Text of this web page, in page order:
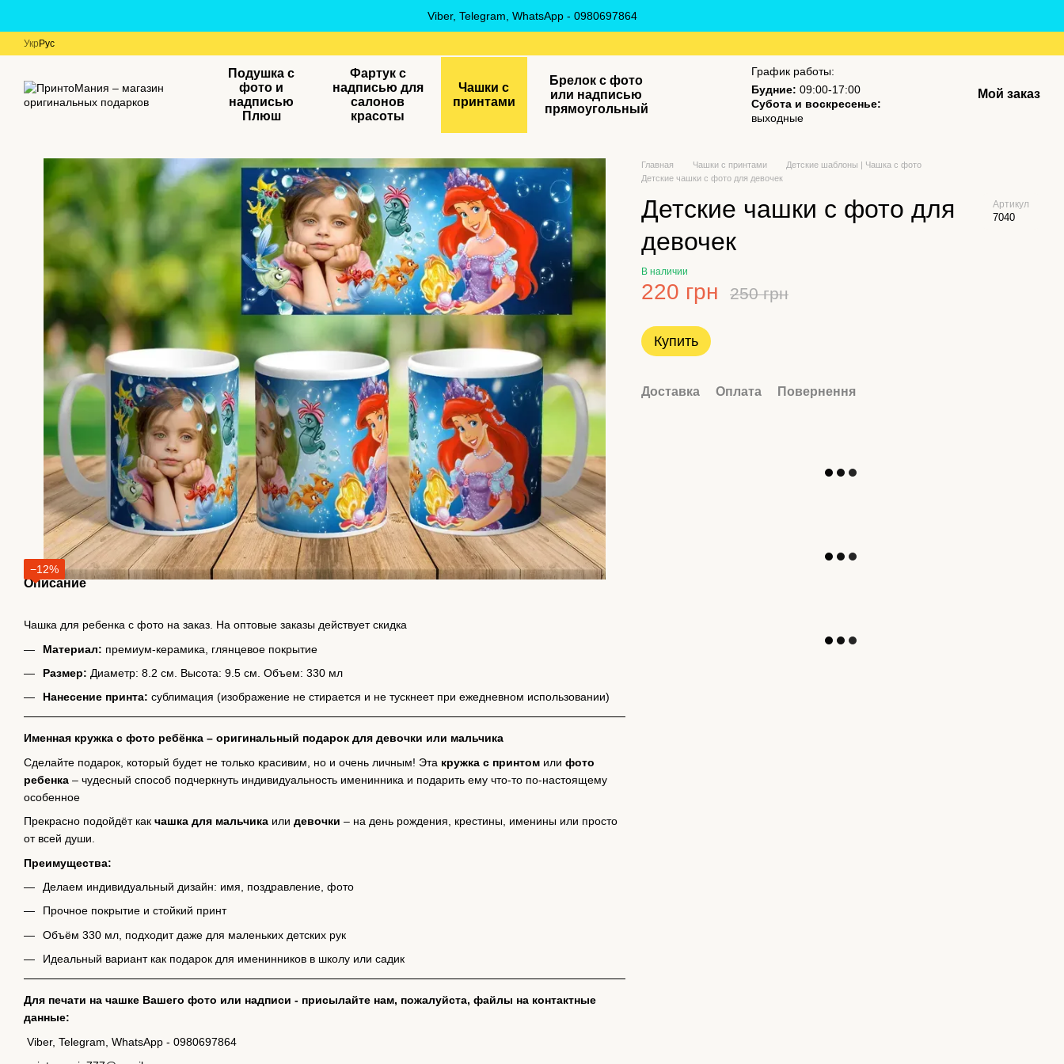
Viber, Telegram, WhatsApp - 0980697864
Укр Рус
Подушка с
фото и
надписью
Плюш
Фартук с
надписью для
салонов
красоты
Чашки с
принтами
Брелок с фото
или надписью
прямоугольный
График работы:
Будние: 09:00-17:00
Субота и воскресенье:
выходные
Мой заказ
−12%
Описание
Чашка для ребенка с фото на заказ. На оптовые заказы действует скидка
Материал: премиум-керамика, глянцевое покрытие
Размер: Диаметр: 8.2 см. Высота: 9.5 см. Объем: 330 мл
Нанесение принта: сублимация (изображение не стирается и не тускнеет при ежедневном использовании)
Именная кружка с фото ребёнка – оригинальный подарок для девочки или мальчика
Сделайте подарок, который будет не только красивим, но и очень личным! Эта кружка с принтом или фото
ребенка – чудесный способ подчеркнуть индивидуальность именинника и подарить ему что-то по-настоящему
особенное
Прекрасно подойдёт как чашка для мальчика или девочки – на день рождения, крестины, именины или просто
от всей души.
Преимущества:
Делаем индивидуальный дизайн: имя, поздравление, фото
Прочное покрытие и стойкий принт
Объём 330 мл, подходит даже для маленьких детских рук
Идеальный вариант как подарок для именинников в школу или садик
Для печати на чашке Вашего фото или надписи - присылайте нам, пожалуйста, файлы на контактные
данные:
Viber, Telegram, WhatsApp - 0980697864
Главная Чашки с принтами
Детские шаблоны | Чашка с фото
Детские чашки с фото для девочек
Детские чашки с фото для
девочек
Артикул
7040
В наличии
220 грн 250 грн
Купить
Доставка Оплата Повернення